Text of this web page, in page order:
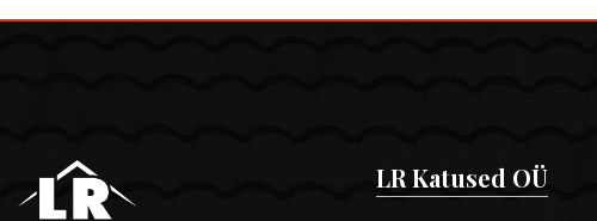
LR Katused OÜ